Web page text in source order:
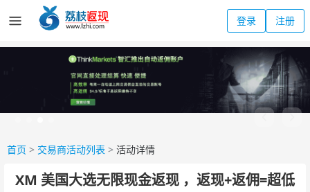
登录 注册
首页 > 交易商活动列表 > 活动详情
XM 美国大选无限现金返现 ，返现+返佣=超低